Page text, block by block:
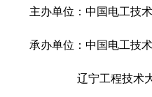
主办单位：中国电工技术
承办单位：中国电工技术
辽宁工程技术大学